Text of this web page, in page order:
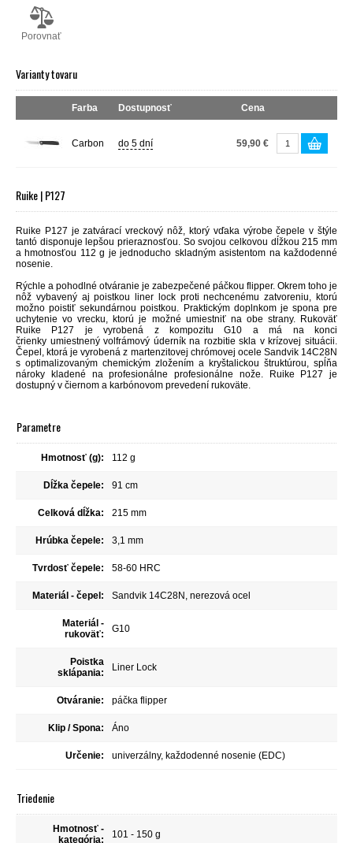
Porovnať
Varianty tovaru
Farba Dostupnosť Cena
Carbon do 5 dní 59,90 €
Ruike | P127
Ruike P127 je zatvárací vreckový nôž, ktorý vďaka výrobe čepele v štýle
tantó disponuje lepšou prieraznosťou. So svojou celkovou dĺžkou 215 mm
a hmotnosťou 112 g je jednoducho skladným asistentom na každodenné
nosenie.
Rýchle a pohodlné otváranie je zabezpečené páčkou flipper. Okrem toho je
nôž vybavený aj poistkou liner lock proti nechcenému zatvoreniu, ktorú
možno poistiť sekundárnou poistkou. Praktickým doplnkom je spona pre
uchytenie vo vrecku, ktorú je možné umiestniť na obe strany. Rukoväť
Ruike P127 je vyrobená z kompozitu G10 amá na konci
črienky umiestnený volfrámový úderník na rozbitie skla v krízovej situácii.
Čepel, ktorá je vyrobenáz martenzitovej chrómovej ocele Sandvik 14C28N
s optimalizovaným chemickým zložením a kryštalickou štruktúrou, spĺňa
nároky kladené na profesionálne profesionálne nože. Ruike P127 je
dostupný v čiernom a karbónovom prevedení rukoväte.
Parametre
Hmotnosť (g): 112 g
Dĺžka čepele: 91 cm
Celková dĺžka: 215 mm
Hrúbka čepele: 3,1 mm
Tvrdosť čepele: 58-60 HRC
Materiál - čepel: Sandvik 14C28N, nerezová ocel
Materiál -
rukoväť:
G10
Poistka
sklápania:
Liner Lock
Otváranie: páčka flipper
Klip / Spona: Áno
Určenie: univerzálny, každodenné nosenie (EDC)
Triedenie
Hmotnosť -
kategória:
101 - 150 g